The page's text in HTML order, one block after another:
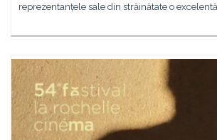
reprezentanțele sale din străinătate o